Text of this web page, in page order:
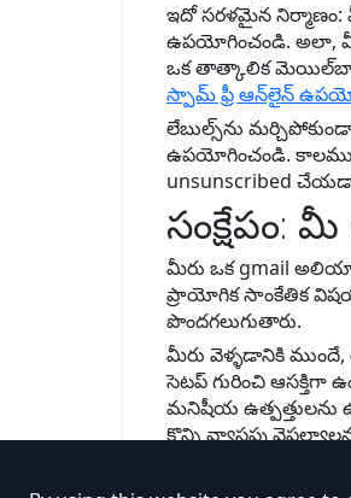
ఇదో సరళమైన
ఉపయోగించండి. అలా,
ఒక తాత్కాలిక
స్పామ్ ఫ్రీ ఆన్‌లైన్
లేబుల్స్‌ను
ఉపయోగించండి. కాలము
unsunscribed
సంక్షేపం:
మీరు ఒక gmail
ప్రాయోగిక సాంకేతిక
పొందగలుగుతారు.
మీరు వెళ్ళడానికి
సెటప్ గురించి
మనిషీయ
కొన్ని వ్యాసపు